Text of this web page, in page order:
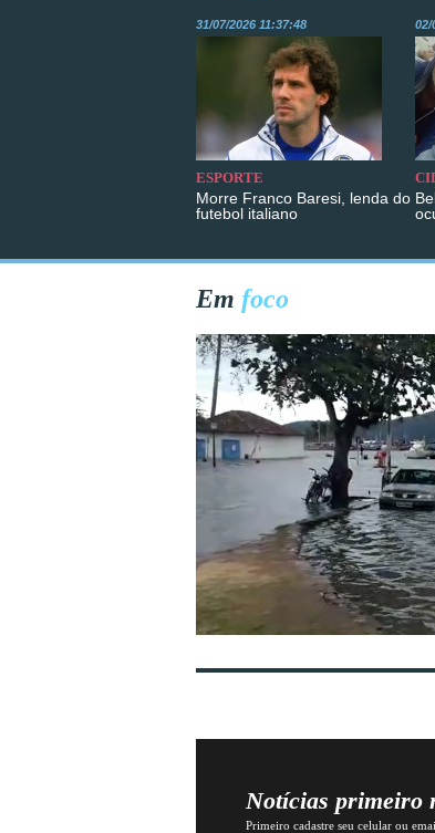
31/07/2026 11:37:48
ESPORTE
Morre Franco Baresi, lenda do
futebol italiano
02/
Em foco
Notícias primeiro
Primeiro cadastre seu celular ou